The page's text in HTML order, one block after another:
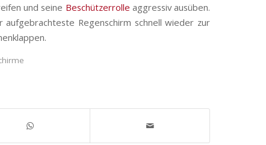
und seine Beschützerrolle aggressiv ausüben.
aufgebrachteste Regenschirm schnell wieder zur